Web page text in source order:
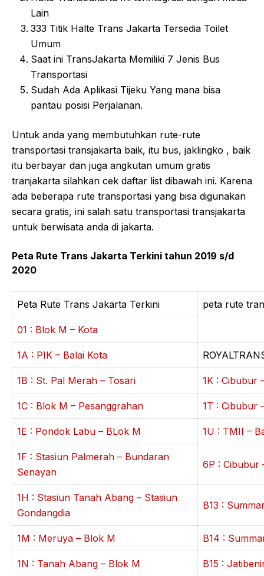
Lain
333 Titik Halte Trans Jakarta Tersedia Toilet
Umum
Saat ini TransJakarta Memiliki 7 Jenis Bus
Transportasi
Sudah Ada Aplikasi Tijeku Yang mana bisa
pantau posisi Perjalanan.
Untuk anda yang membutuhkan rute-rute
transportasi transjakarta baik, itu bus, jaklingko , baik
itu berbayar dan juga angkutan umum gratis
tranjakarta silahkan cek daftar list dibawah ini. Karena
ada beberapa rute transportasi yang bisa digunakan
secara gratis, ini salah satu transportasi transjakarta
untuk berwisata anda di jakarta.
Peta Rute Trans Jakarta Terkini tahun 2019 s/d
2020
Peta Rute Trans Jakarta Terkini peta rute
01 : Blok M – Kota
1A : PIK – Balai Kota
1B : St. Pal Merah – Tosari 1K : Cibubur
1C : Blok M – Pesanggrahan 1T : Cibubur
1E : Pondok Labu – BLok M 1U : TMII –
1F : Stasiun Palmerah – Bundaran
Senayan
6P : Cibubur
1H : Stasiun Tanah Abang – Stasiun
Gondangdia
B13 :
1M : Meruya – Blok M B14 :
1N : Tanah Abang – Blok M B15 :